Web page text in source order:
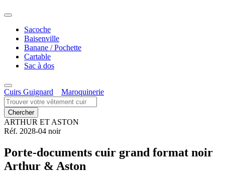
Sacoche
Baisenville
Banane / Pochette
Cartable
Sac à dos
Cuirs Guignard Maroquinerie
ARTHUR ET ASTON
Réf. 2028-04 noir
Porte-documents cuir grand format noir
Arthur & Aston